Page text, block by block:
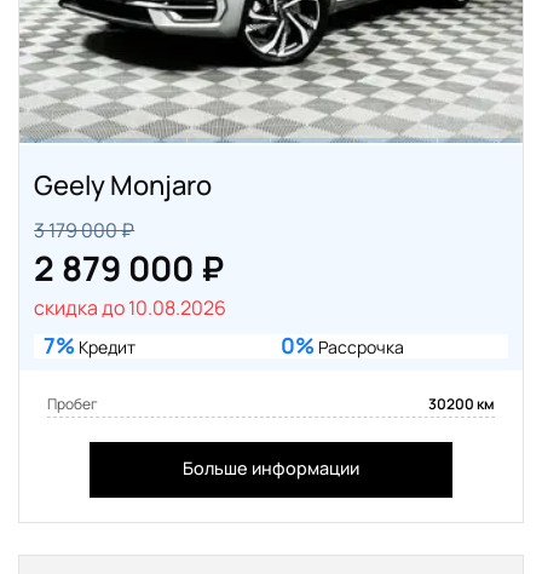
Geely Monjaro
3 179 000 ₽
2 879 000 ₽
скидка до 10.08.2026
7% Кредит 0% Рассрочка
Пробег 30200 км
Больше информации